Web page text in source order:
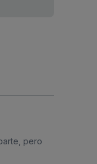
pero